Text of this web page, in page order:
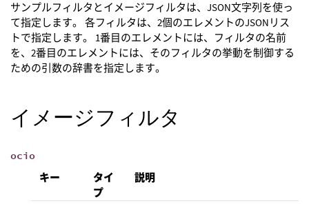
サンプルフィルタとイメージフィルタは、JSON文字列を使っ
て指定します。 各フィルタは、2個のエレメントのJSONリス
トで指定します。 1番目のエレメントには、フィルタの名前
を、2番目のエレメントには、そのフィルタの挙動を制御する
ための引数の辞書を指定します。
イメージフィルタ
ocio
キー
タイ
プ
説明